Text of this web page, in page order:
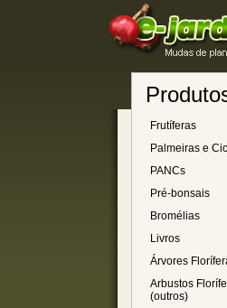
Frutíferas
Palmeiras e
PANCs
Pré-bonsais
Bromélias
Livros
Árvores
Arbustos
(outros)